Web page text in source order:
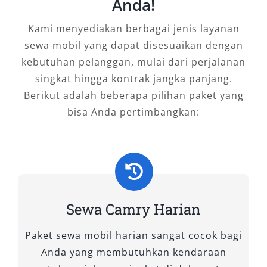
menghadirkan kenyamanan, performa,
Camry di Salsa Wisata menghadirkan pilihan
armada terbaik yang siap menunjang
kebutuhan perjalanan Anda di Kuningan.
Sebagai penyedia mobil premium Kuningan,
kami menawarkan dua tipe unggulan, yakni
Camry 2.5 V A/T dan Camry Hybrid, yang
resmi, maupun keperluan pribadi.
1. Camry 2.5 V A/T
Tipe Camry 2.5 V hadir dengan desain eksterior
mewah dan kabin luas yang dilengkapi
teknologi hiburan modern. Jok kulit ergonomis,
Anda!
Kami menyediakan berbagai jenis layanan
sewa mobil yang dapat disesuaikan dengan
kebutuhan pelanggan, mulai dari perjalanan
singkat hingga kontrak jangka panjang.
Berikut adalah beberapa pilihan paket yang
bisa Anda pertimbangkan:
Sewa Camry Harian
Paket sewa mobil harian sangat cocok bagi
Anda yang membutuhkan kendaraan